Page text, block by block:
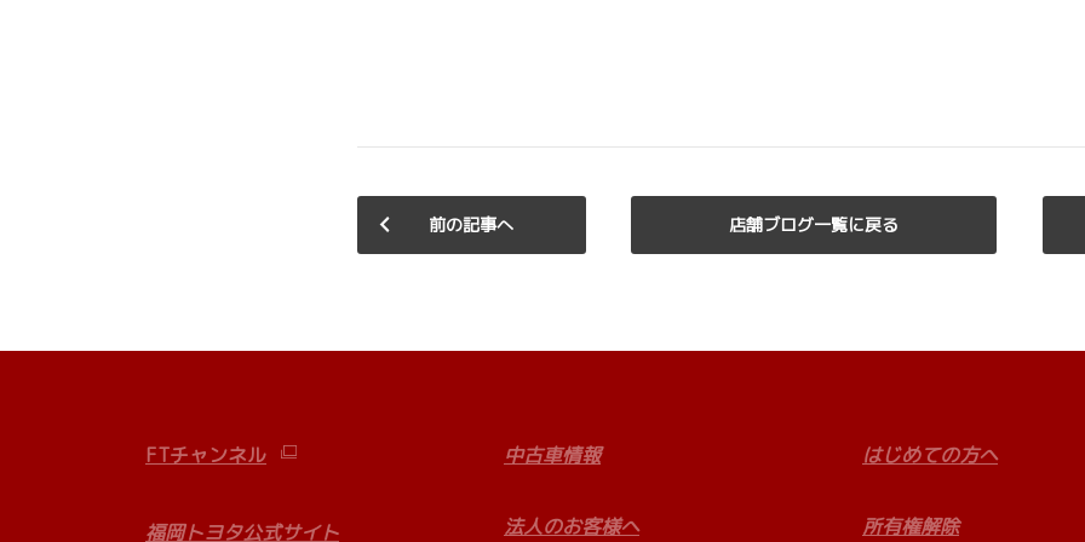
前の記事へ 店舗ブログ一覧に戻る
FTチャンネル
福岡トヨタ公式サイト
中古車情報
法人のお客様へ
はじめての方へ
所有権解除